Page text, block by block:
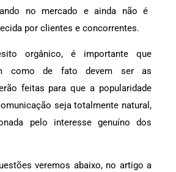
no mercado e ainda não é
por clientes e concorrentes.
orgânico, é importante que
como de fato devem ser as
feitas para que a popularidade
seja totalmente natural,
pelo interesse genuíno dos
veremos abaixo, no artigo a